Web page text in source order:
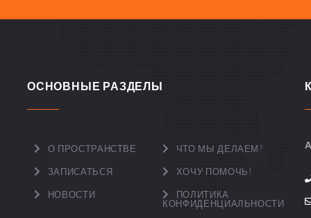
ОСНОВНЫЕ РАЗДЕЛЫ
О ПРОСТРАНСТВЕ ЧТО МЫ ДЕЛАЕМ?
ЗАПИСАТЬСЯ ХОЧУ ПОМОЧЬ!
НОВОСТИ
ПОЛИТИКА
КОНФИДЕНЦИАЛЬНОСТИ